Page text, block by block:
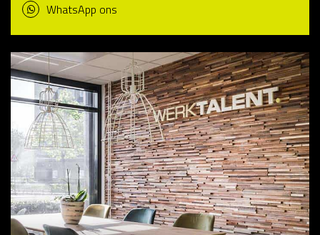
WhatsApp ons